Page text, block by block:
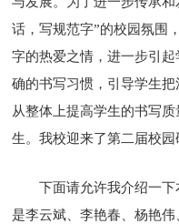
话，写规范字”的校园氛围
字的热爱之情，进一步引
确的书写习惯，引导学生
从整体上提高学生的书写
生。我校迎来了第二届校园
下面请允许我介绍一
是李云斌、李艳春、杨艳